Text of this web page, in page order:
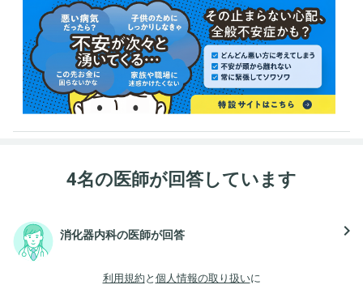
4名の医師が回答しています
消化器内科の医師が回答 navigate_next
利用規約 と 個人情報の取り扱いに